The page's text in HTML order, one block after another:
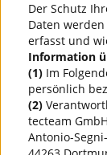
Der Schutz
Daten
erfasst und
Information
(1) Im
persönlich
(2)
tecteam GmbH
Antonio-